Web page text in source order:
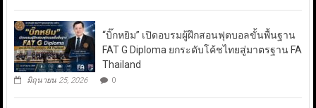
“บิ๊กหยิม” เปิดอบรมผู้ฝึกสอนฟุตบอลขั้นพื้นฐาน
FAT G Diploma ยกระดับโค้ชไทยสู่มาตรฐาน FA
Thailand
มิถุนายน 25, 2026 0